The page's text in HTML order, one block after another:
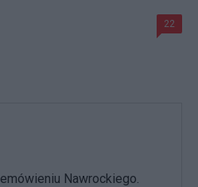
22
Nawrockiego.